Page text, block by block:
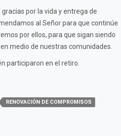
por la vida y entrega de
al Señor para que continúe
por ellos, para que sigan siendo
medio de nuestras comunidades.
participaron en el retiro.
RENOVACIÓN DE COMPROMISOS